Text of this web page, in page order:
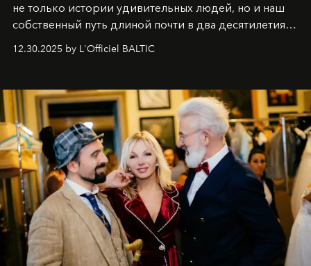
не только истории удивительных людей, но и наш
собственный путь длиной почти в два десятилетия.
души говорим спасибо каждому, кто был с нами все
самыми искренними пожеланиями и теплом, ваша
командаL’Officiel Baltic .
12.30.2025 by L'Officiel BALTIC